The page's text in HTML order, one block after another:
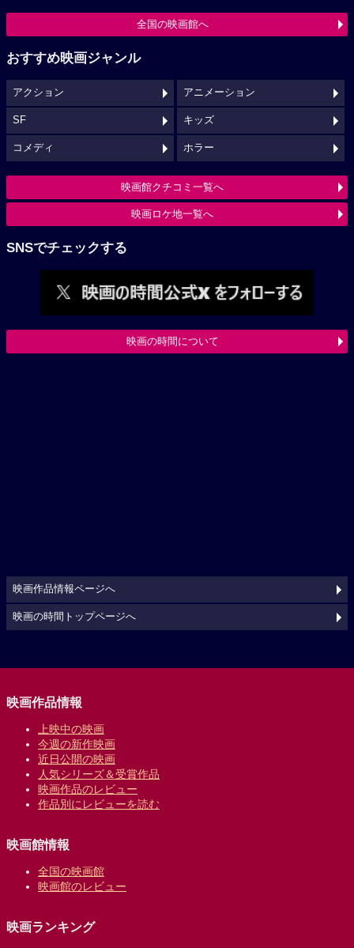
全国の映画館へ
おすすめ映画ジャンル
アクション アニメーション
SF キッズ
コメディ ホラー
映画館クチコミ一覧へ
映画ロケ地一覧へ
SNSでチェックする
映画の時間について
映画作品情報ページへ
映画の時間トップページへ
映画作品情報
上映中の映画
今週の新作映画
近日公開の映画
人気シリーズ＆受賞作品
映画作品のレビュー
作品別にレビューを読む
映画館情報
全国の映画館
映画館のレビュー
映画ランキング